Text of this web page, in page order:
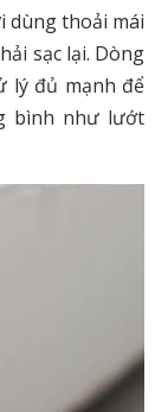
dùng thoải mái
sạc lại. Dòng
lý đủ mạnh để
bình như lướt